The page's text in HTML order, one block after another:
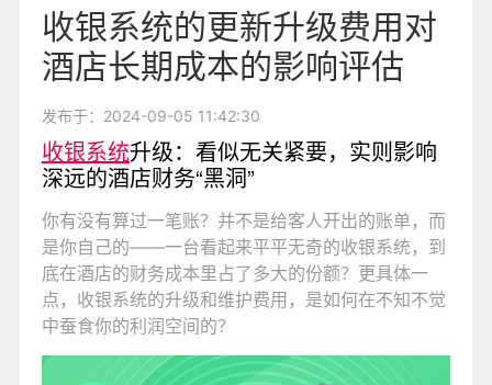
收银系统的更新升级费用对
酒店长期成本的影响评估
发布于：2024-09-05 11:42:30
收银系统升级：看似无关紧要，实则影响
深远的酒店财务“黑洞”
你有没有算过一笔账？并不是给客人开出的账单，而
是你自己的——一台看起来平平无奇的收银系统，到
底在酒店的财务成本里占了多大的份额？更具体一
点，收银系统的升级和维护费用，是如何在不知不觉
中蚕食你的利润空间的？